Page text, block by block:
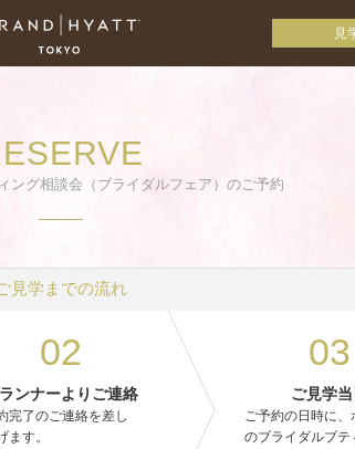
見
ング相談会（ブライダルフェア）のご予約
見学までの流れ
02
ンナーよりご連絡
完了のご連絡を差し
ます。
03
ご見学当
ご予約の日時に、
のブライダルブテ